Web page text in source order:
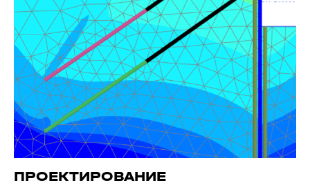
ПРОЕКТИРОВАНИЕ